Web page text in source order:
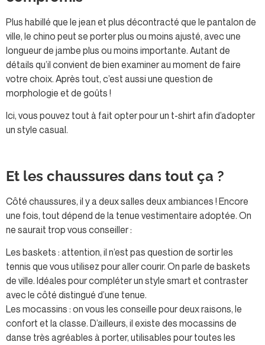
Plus habillé que le jean et plus décontracté que le pantalon de
ville, le chino peut se porter plus ou moins ajusté, avec une
longueur de jambe plus ou moins importante. Autant de
détails qu’il convient de bien examiner au moment de faire
votre choix. Après tout, c’est aussi une question de
morphologie et de goûts !
Ici, vous pouvez tout à fait opter pour un t-shirt afin d’adopter
un style casual.
Et les chaussures dans tout ça ?
Côté chaussures, il y a deux salles deux ambiances ! Encore
une fois, tout dépend de la tenue vestimentaire adoptée. On
ne saurait trop vous conseiller :
Les baskets : attention, il n’est pas question de sortir les
tennis que vous utilisez pour aller courir. On parle de baskets
de ville. Idéales pour compléter un style smart et contraster
avec le côté distingué d’une tenue.
Les mocassins : on vous les conseille pour deux raisons, le
confort et la classe. D’ailleurs, il existe des mocassins de
danse très agréables à porter, utilisables pour toutes les